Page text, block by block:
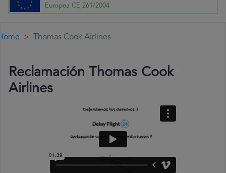
Europea CE 261/2004
Thomas Cook Airlines
Reclamación Thomas Cook
Airlines